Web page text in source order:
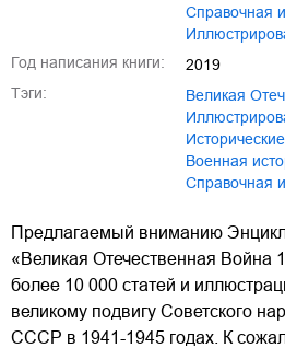
Год написания книги:
2019
Тэги:
Великая
военная
Предлагаемый вниманию
«Великая Отечественная Война
более 10 000 статей и
великому подвигу Советского
СССР в 1941-1945 годах. К